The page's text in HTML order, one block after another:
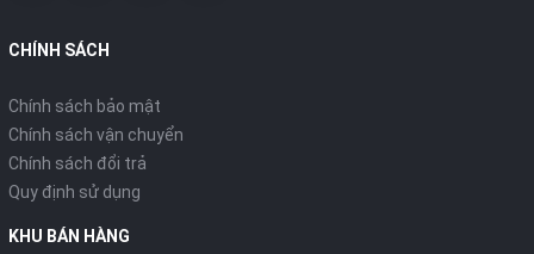
CHÍNH SÁCH
Chính sách bảo mật
Chính sách vận chuyển
Chính sách đổi trả
Quy định sử dụng
KHU BÁN HÀNG